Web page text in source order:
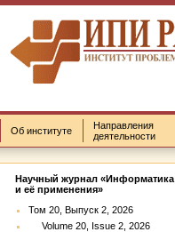
Об институте
Направления
деятельности
Научный журнал «Информатика
и её применения»
Том 20, Выпуск 2, 2026
Volume 20, Issue 2, 2026